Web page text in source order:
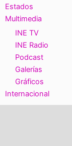
Estados
Multimedia
INE TV
INE Radio
Podcast
Galerías
Gráficos
Internacional